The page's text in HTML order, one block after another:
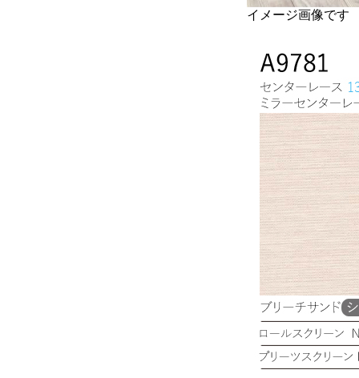
イメージ画像です